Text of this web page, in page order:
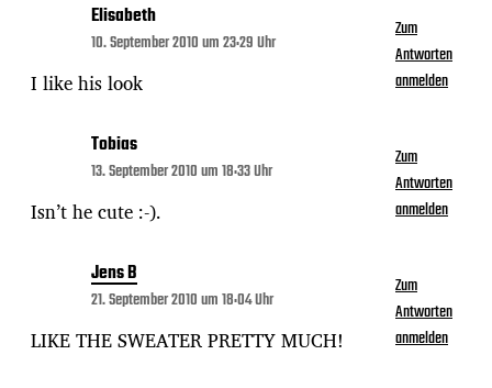
Elisabeth
10. September 2010 um 23:29 Uhr
I like his look
Zum
Antworten
anmelden
Tobias
13. September 2010 um 18:33 Uhr
Isn’t he cute :-).
Zum
Antworten
anmelden
Jens B
21. September 2010 um 18:04 Uhr
LIKE THE SWEATER PRETTY MUCH!
Zum
Antworten
anmelden